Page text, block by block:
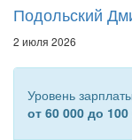
Подольский
2 июля 2026
Уровень
от 60 000 до